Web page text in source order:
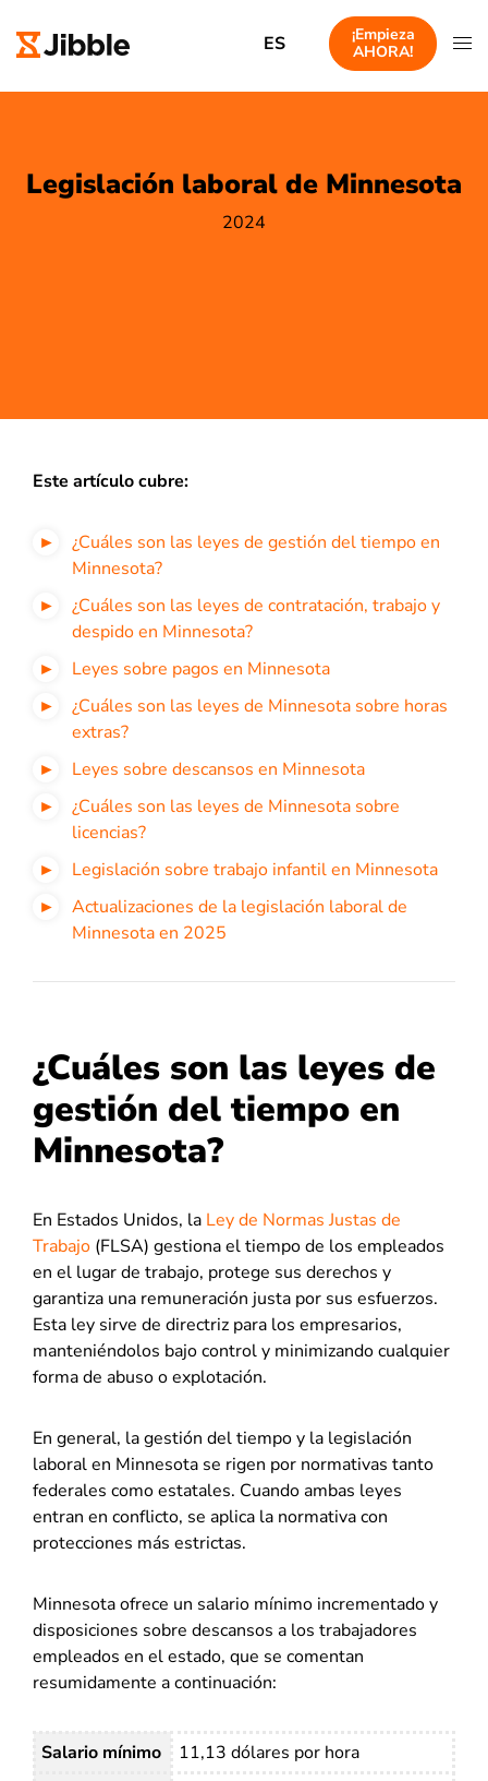
ES
¡Empieza
AHORA!
Legislación laboral de Minnesota
2024
Este artículo cubre:
¿Cuáles son las leyes de gestión del tiempo en
Minnesota?
¿Cuáles son las leyes de contratación, trabajo y
despido en Minnesota?
Leyes sobre pagos en Minnesota
¿Cuáles son las leyes de Minnesota sobre horas
extras?
Leyes sobre descansos en Minnesota
¿Cuáles son las leyes de Minnesota sobre
licencias?
Legislación sobre trabajo infantil en Minnesota
Actualizaciones de la legislación laboral de
Minnesota en 2025
¿Cuáles son las leyes de
gestión del tiempo en
Minnesota?
En Estados Unidos, la Ley de Normas Justas de
Trabajo (FLSA) gestiona el tiempo de los empleados
en el lugar de trabajo, protege sus derechos y
garantiza una remuneración justa por sus esfuerzos.
Esta ley sirve de directriz para los empresarios,
manteniéndolos bajo control y minimizando cualquier
forma de abuso o explotación.
En general, la gestión del tiempo y la legislación
laboral en Minnesota se rigen por normativas tanto
federales como estatales. Cuando ambas leyes
entran en conflicto, se aplica la normativa con
protecciones más estrictas.
Minnesota ofrece un salario mínimo incrementado y
disposiciones sobre descansos a los trabajadores
empleados en el estado, que se comentan
resumidamente a continuación:
Salario mínimo 11,13 dólares por hora